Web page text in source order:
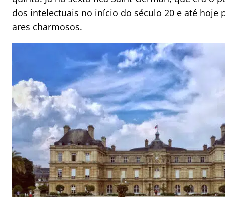
dos intelectuais no início do século 20 e até hoje
ares charmosos.